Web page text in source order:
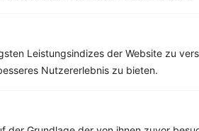
Leistungsindizes der Website zu
Nutzererlebnis zu bieten.
300 bis 400 kcal